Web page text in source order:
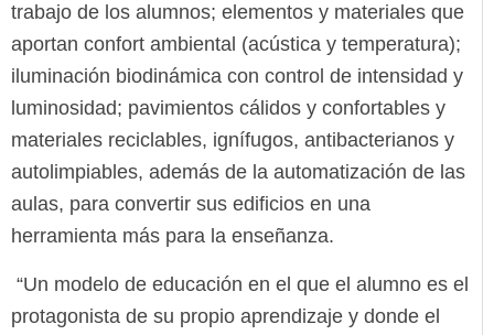
trabajo de los alumnos; elementos y materiales que
aportan confort ambiental (acústica y temperatura);
iluminación biodinámica con control de intensidad y
luminosidad; pavimientos cálidos y confortables y
materiales reciclables, ignífugos, antibacterianos y
autolimpiables, además de la automatización de las
aulas, para convertir sus edificios en una
herramienta más para la enseñanza.
“Un modelo de educación en el que el alumno es el
protagonista de su propio aprendizaje y donde el